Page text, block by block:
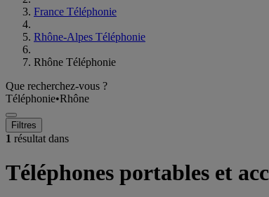
France Téléphonie
Rhône-Alpes Téléphonie
Rhône Téléphonie
Que recherchez-vous ?
Téléphonie•Rhône
Filtres
1 résultat dans
Téléphones portables et